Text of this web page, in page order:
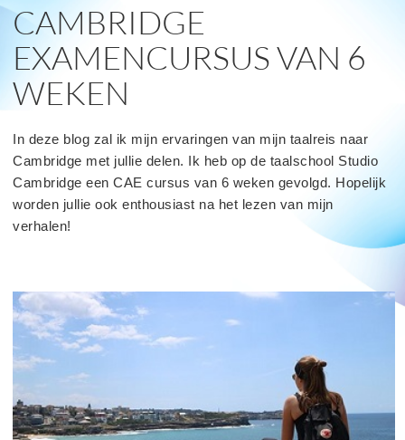
CAMBRIDGE
EXAMENCURSUS VAN 6
WEKEN
In deze blog zal ik mijn ervaringen van mijn taalreis naar
Cambridge met jullie delen. Ik heb op de taalschool Studio
Cambridge een CAE cursus van 6 weken gevolgd. Hopelijk
worden jullie ook enthousiast na het lezen van mijn
verhalen!
read
more